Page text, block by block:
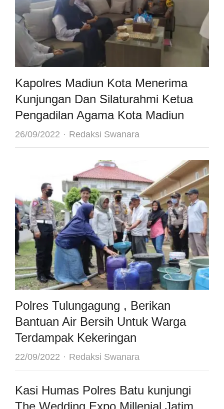
Kapolres Madiun Kota Menerima
Kunjungan Dan Silaturahmi Ketua
Pengadilan Agama Kota Madiun
26/09/2022 Author
Redaksi Swanara
Polres Tulungagung , Berikan
Bantuan Air Bersih Untuk Warga
Terdampak Kekeringan
22/09/2022 Author
Redaksi Swanara
Kasi Humas Polres Batu kunjungi